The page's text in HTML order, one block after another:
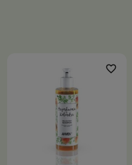
favorite_border